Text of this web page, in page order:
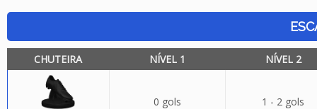
CHUTEIRA NÍVEL 1 NÍVEL 2
0 gols 1 - 2 gols